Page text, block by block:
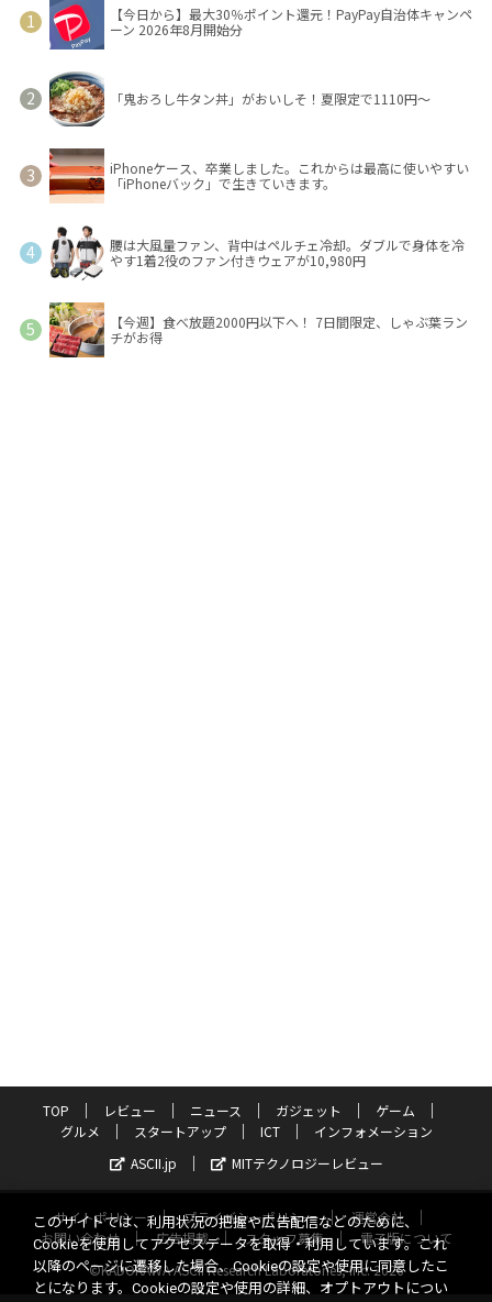
【今日から】最大30％ポイント還元！PayPay自治体キャンペ
ーン 2026年8月開始分
「鬼おろし牛タン丼」がおいしそ！夏限定で1110円～
iPhoneケース、卒業しました。これからは最高に使いやすい
「iPhoneバック」で生きていきます。
腰は大風量ファン、背中はペルチェ冷却。ダブルで身体を冷
やす1着2役のファン付きウェアが10,980円
【今週】食べ放題2000円以下へ！ 7日間限定、しゃぶ葉ラン
チがお得
TOP レビュー ニュース ガジェット
ゲーム
グルメ
スタートアップ ICT
インフォメーション
ASCII.jp
MITテクノロジーレビュー
サイトポリシー プライバシーポリシー
運営会社
お問い合わせ
広告掲載 スタッフ募集
電子版について
©KADOKAWA ASCII Research Laboratories, Inc. 2026
このサイトでは、利用状況の把握や広告配信などのために、
Cookieを使用してアクセスデータを取得・利用しています。これ
以降のページに遷移した場合、Cookieの設定や使用に同意したこ
とになります。Cookieの設定や使用の詳細、オプトアウトについ